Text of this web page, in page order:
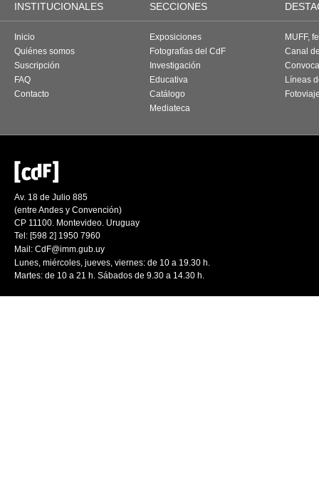
INSTITUCIONALES SECCIONES
Inicio
Quiénes somos
Suscripción
FAQ
Contacto
Exposiciones
Fotografías del CdF
Investigación
Educativa
Catálogo
Mediateca
MUFF,
Canal
Líneas
Av. 18 de Julio 885
(entre Andes y Convención)
CP 11100. Montevideo. Uruguay
Tel: [598 2] 1950 7960
Mail: CdF@imm.gub.uy
Lunes, miércoles, jueves, viernes: de 10 a 19.30 h.
Martes: de 10 a 21 h. Sábados de 9.30 a 14.30 h.